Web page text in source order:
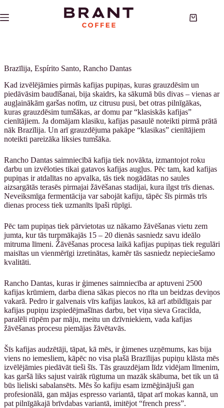
to
content
Shopping
Brazīlija, Espírito Santo, Rancho Dantas
Kad izvēlējāmies pirmās kafijas pupiņas, kuras grauzdēsim un
piedāvāsim baudīšanai, bija skaidrs, ka sākumā būs divas – vienas ar
augļainākām garšas notīm, uz citrusu pusi, bet otras pilnīgākas,
kuras grauzdēsim tumšākas, ar domu par “klasiskās kafijas”
cienītājiem. Ja domājam klasiku, kafijas pasaulē noteikti pirmā prātā
nāk Brazīlija. Un arī grauzdējuma pakāpe “klasikas” cienītājiem
noteikti pareizāka liksies tumšāka.
Rancho Dantas saimniecībā kafija tiek novākta, izmantojot roku
darbu un izvēloties tikai gatavos kafijas augļus. Pēc tam, kad kafijas
pupiņas ir atdalītas no apvalka, tās tiek nogādātas no saules
aizsargātās terasēs pirmajai žāvēšanas stadijai, kura ilgst trīs dienas.
Neveiksmīga fermentācija var sabojāt kafiju, tāpēc šīs pirmās trīs
dienas process tiek uzmanīts īpaši rūpīgi.
Pēc tam pupiņas tiek pārvietotas uz nākamo žāvēšanas vietu zem
jumta, kur tās turpmākajās 15 – 20 dienās sasniedz savu ideālo
mitruma līmeni. Žāvēšanas procesa laikā kafijas pupiņas tiek regulāri
maisītas un vienmērīgi izretinātas, kamēr tās sasniedz nepieciešamo
kvalitāti.
Rancho Dantas, kuras ir ģimenes saimniecība ar aptuveni 2500
kafijas krūmiem, darba diena sākas piecos no rīta un beidzas deviņos
vakarā. Pedro ir galvenais vīrs kafijas laukos, kā arī atbildīgais par
kafijas pupiņu izspiedējmašīnas darbu, bet viņa sieva Gracilda,
paralēli rūpēm par māju, meitu un dzīvniekiem, vada kafijas
žāvēšanas procesu piemājas žāvētavās.
Šīs kafijas audzētāji, tāpat, kā mēs, ir ģimenes uzņēmums, kas bija
viens no iemesliem, kāpēc no visa plašā Brazīlijas pupiņu klāsta mēs
izvēlējāmies piedāvāt tieši šīs. Tās grauzdējam līdz vidējam līmenim,
kas garšā liks sajust vairāk rūgtuma un mazāk skābuma, bet tik un tā
būs lieliski sabalansēts. Mēs šo kafiju esam izmēģinājuši gan
profesionālā, gan mājas espresso variantā, tāpat arī mokas kannā, un
pat pilnīgākajā brīvdabas variantā, imitējot “french press”.